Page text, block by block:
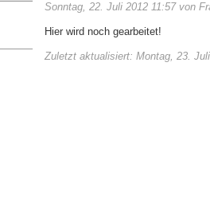
Sonntag, 22. Juli 2012 11:57 von
Hier wird noch gearbeitet!
Zuletzt aktualisiert: Montag, 23.